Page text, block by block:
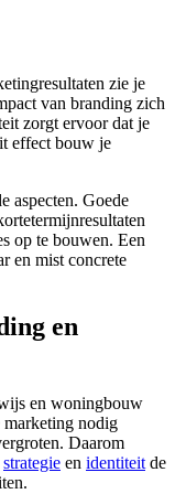
zie je
van branding zich
zorgt ervoor dat je
effect bouw je
aspecten. Goede
op te bouwen. Een
en mist concrete
en
en woningbouw
marketing nodig
Daarom
strategie en identiteit de